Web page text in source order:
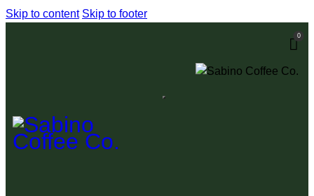
Skip to content Skip to footer
0